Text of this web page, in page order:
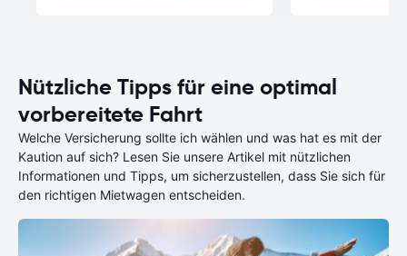
Nützliche Tipps für eine optimal
vorbereitete Fahrt
Welche Versicherung sollte ich wählen und was hat es mit der
Kaution auf sich? Lesen Sie unsere Artikel mit nützlichen
Informationen und Tipps, um sicherzustellen, dass Sie sich für
den richtigen Mietwagen entscheiden.